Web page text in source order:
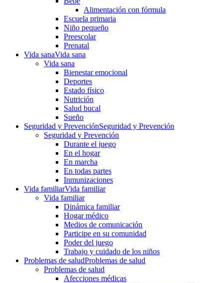
Alimentación con fórmula
Escuela primaria
Niño pequeño
Preescolar
Prenatal
Vida sanaVida sana
Vida sana
Bienestar emocional
Deportes
Estado físico
Nutrición
Salud bucal
Sueño
Seguridad y PrevenciónSeguridad y Prevención
Seguridad y Prevención
Durante el juego
En el hogar
En marcha
En todas partes
Inmunizaciones
Vida familiarVida familiar
Vida familiar
Dinámica familiar
Hogar médico
Medios de comunicación
Participe en su comunidad
Poder del juego
Trabajo y cuidado de los niños
Problemas de saludProblemas de salud
Problemas de salud
Afecciones médicas